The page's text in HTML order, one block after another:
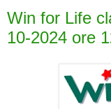
Win for Life
10-2024 ore